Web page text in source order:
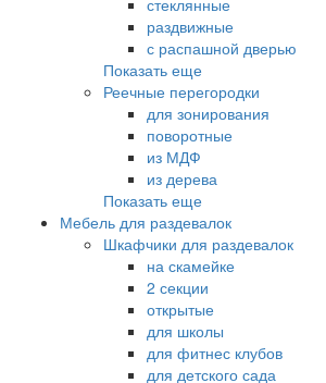
раздвижные
с распашной дверью
Показать еще
Реечные перегородки
для зонирования
поворотные
из МДФ
из дерева
Показать еще
Мебель для раздевалок
Шкафчики для раздевалок
на скамейке
2 секции
открытые
для школы
для фитнес клубов
для детского сада